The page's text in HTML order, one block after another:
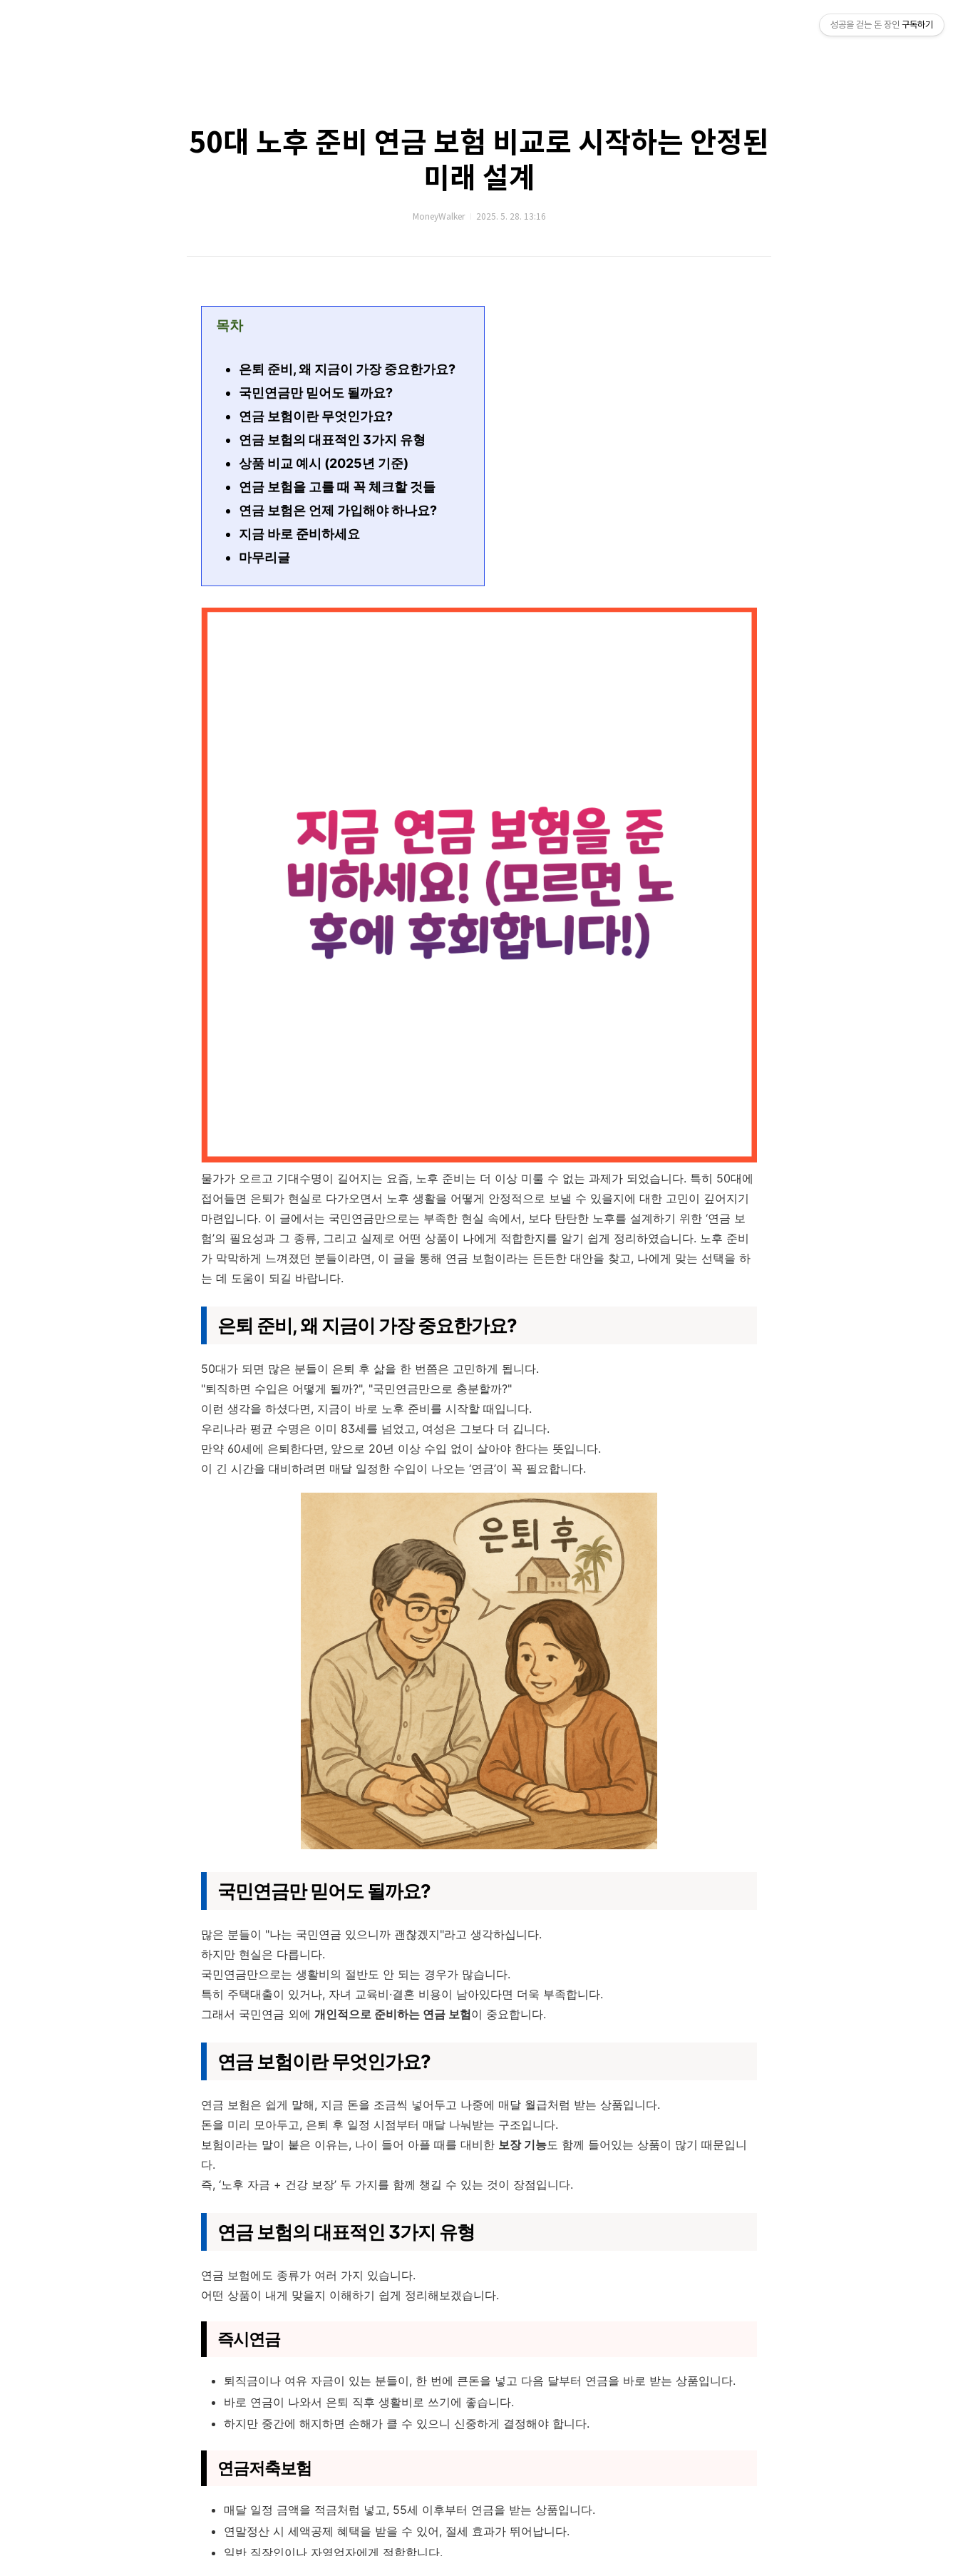
50대 노후 준비 연금 보험 비교로 시작하는 안정된
미래 설계
MoneyWalker 2025. 5. 28. 13:16
목차
은퇴 준비, 왜 지금이 가장 중요한가요?
국민연금만 믿어도 될까요?
연금 보험이란 무엇인가요?
연금 보험의 대표적인 3가지 유형
상품 비교 예시 (2025년 기준)
연금 보험을 고를 때 꼭 체크할 것들
연금 보험은 언제 가입해야 하나요?
지금 바로 준비하세요
마무리글
물가가 오르고 기대수명이 길어지는 요즘, 노후 준비는 더 이상 미룰 수 없는 과제가 되었습니다. 특히 50대에
접어들면 은퇴가 현실로 다가오면서 노후 생활을 어떻게 안정적으로 보낼 수 있을지에 대한 고민이 깊어지기
마련입니다. 이 글에서는 국민연금만으로는 부족한 현실 속에서, 보다 탄탄한 노후를 설계하기 위한 ‘연금 보
험’의 필요성과 그 종류, 그리고 실제로 어떤 상품이 나에게 적합한지를 알기 쉽게 정리하였습니다. 노후 준비
가 막막하게 느껴졌던 분들이라면, 이 글을 통해 연금 보험이라는 든든한 대안을 찾고, 나에게 맞는 선택을 하
는 데 도움이 되길 바랍니다.
은퇴 준비, 왜 지금이 가장 중요한가요?
50대가 되면 많은 분들이 은퇴 후 삶을 한 번쯤은 고민하게 됩니다.
"퇴직하면 수입은 어떻게 될까?", "국민연금만으로 충분할까?"
이런 생각을 하셨다면, 지금이 바로 노후 준비를 시작할 때입니다.
우리나라 평균 수명은 이미 83세를 넘었고, 여성은 그보다 더 깁니다.
만약 60세에 은퇴한다면, 앞으로 20년 이상 수입 없이 살아야 한다는 뜻입니다.
이 긴 시간을 대비하려면 매달 일정한 수입이 나오는 ‘연금’이 꼭 필요합니다.
국민연금만 믿어도 될까요?
많은 분들이 "나는 국민연금 있으니까 괜찮겠지"라고 생각하십니다.
하지만 현실은 다릅니다.
국민연금만으로는 생활비의 절반도 안 되는 경우가 많습니다.
특히 주택대출이 있거나, 자녀 교육비·결혼 비용이 남아있다면 더욱 부족합니다.
그래서 국민연금 외에 개인적으로 준비하는 연금 보험이 중요합니다.
연금 보험이란 무엇인가요?
연금 보험은 쉽게 말해, 지금 돈을 조금씩 넣어두고 나중에 매달 월급처럼 받는 상품입니다.
돈을 미리 모아두고, 은퇴 후 일정 시점부터 매달 나눠받는 구조입니다.
보험이라는 말이 붙은 이유는, 나이 들어 아플 때를 대비한 보장 기능도 함께 들어있는 상품이 많기 때문입니
다.
즉, ‘노후 자금 + 건강 보장’ 두 가지를 함께 챙길 수 있는 것이 장점입니다.
연금 보험의 대표적인 3가지 유형
연금 보험에도 종류가 여러 가지 있습니다.
어떤 상품이 내게 맞을지 이해하기 쉽게 정리해보겠습니다.
즉시연금
퇴직금이나 여유 자금이 있는 분들이, 한 번에 큰돈을 넣고 다음 달부터 연금을 바로 받는 상품입니다.
바로 연금이 나와서 은퇴 직후 생활비로 쓰기에 좋습니다.
하지만 중간에 해지하면 손해가 클 수 있으니 신중하게 결정해야 합니다.
연금저축보험
매달 일정 금액을 적금처럼 넣고, 55세 이후부터 연금을 받는 상품입니다.
연말정산 시 세액공제 혜택을 받을 수 있어, 절세 효과가 뛰어납니다.
일반 직장인이나 자영업자에게 적합합니다.
성공을 걷는 돈 장인 구독하기